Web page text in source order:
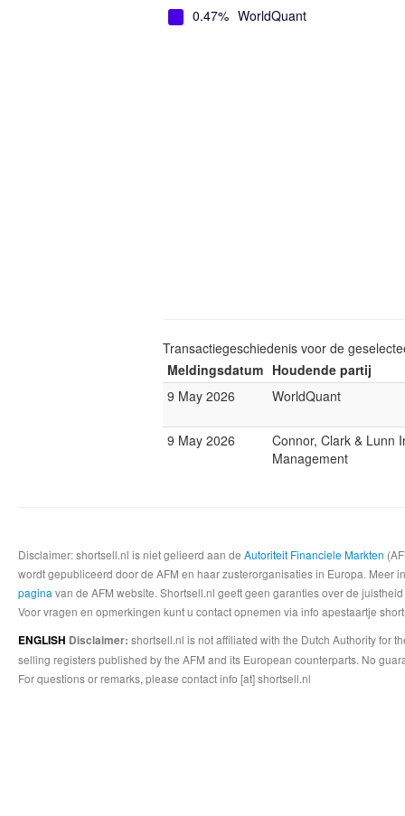
0.47% WorldQuant
Transactiegeschiedenis voor de
Meldingsdatum Houdende partij
9 May 2026
WorldQuant
9 May 2026
Connor, Clark & Lunn
Management
Disclaimer: shortsell.nl is niet gelieerd aan de Autoriteit Financiele Markten
wordt gepubliceerd door de AFM en haar zusterorganisaties in Europa.
pagina van de AFM website. Shortsell.nl geeft geen garanties over de
Voor vragen en opmerkingen kunt u contact opnemen via info apestaartje
ENGLISH Disclaimer: shortsell.nl is not affiliated with the Dutch Authority for
selling registers published by the AFM and its European counterparts. No
For questions or remarks, please contact info [at] shortsell.nl